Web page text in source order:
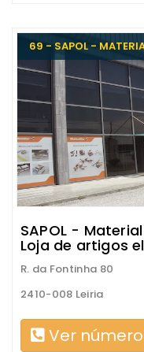
69 - SAPOL -
SAPOL -
Loja de artigos
R. da Fontinha 80
2410-008 Leiria
Ver